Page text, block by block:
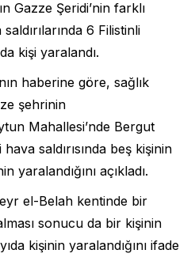
Gazze Şeridi’nin farklı
6 Filistinli
kişi yaralandı.
haberine göre, sağlık
şehrinin
Mahallesi’nde Bergut
saldırısında beş kişinin
yaralandığını açıkladı.
el-Belah kentinde bir
sonucu da bir kişinin
kişinin yaralandığını ifade